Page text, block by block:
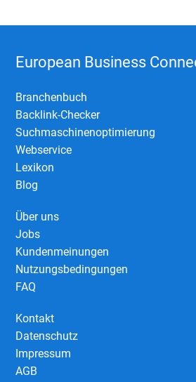
European Business
Branchenbuch
Backlink-Checker
Suchmaschinenoptimierung
Webservice
Lexikon
Blog
Über uns
Jobs
Kundenmeinungen
Nutzungsbedingungen
FAQ
Kontakt
Datenschutz
Impressum
AGB